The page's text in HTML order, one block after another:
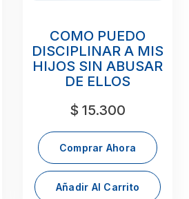
COMO PUEDO
DISCIPLINAR A MIS
HIJOS SIN ABUSAR
DE ELLOS
$ 15.300
Comprar Ahora
Añadir Al Carrito